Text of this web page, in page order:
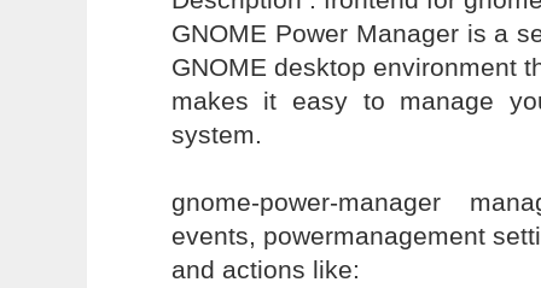
GNOME Power Manager is a
GNOME desktop environment
makes it easy to manage
system.
gnome-power-manager
events, powermanagement
and actions like: